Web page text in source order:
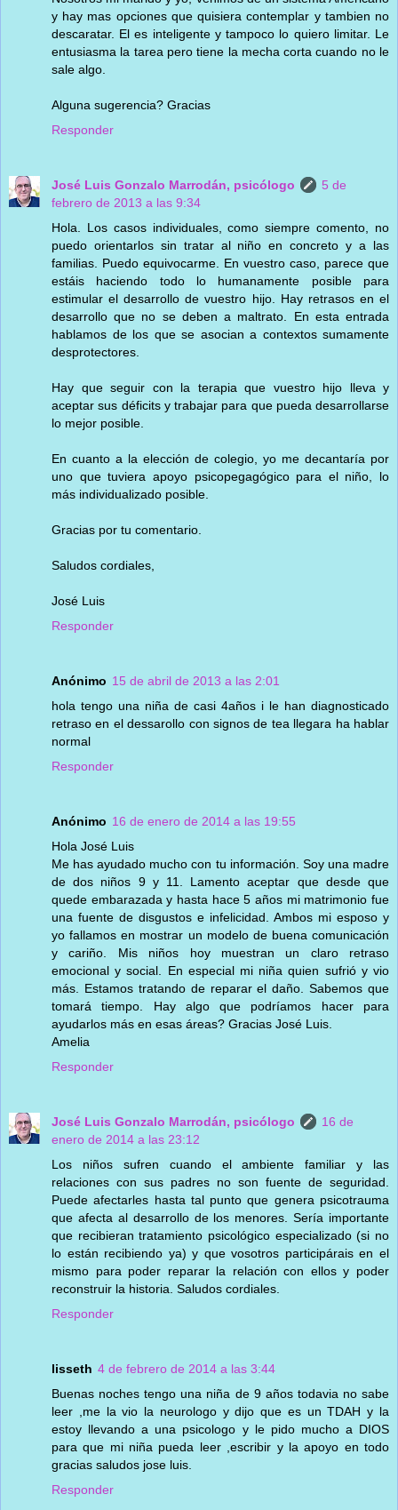
y hay mas opciones que quisiera contemplar y tambien no
descaratar. El es inteligente y tampoco lo quiero limitar. Le
entusiasma la tarea pero tiene la mecha corta cuando no le
sale algo.
Alguna sugerencia? Gracias
Responder
José Luis Gonzalo Marrodán, psicólogo
5 de
febrero de 2013 a las 9:34
Hola. Los casos individuales, como siempre comento, no
puedo orientarlos sin tratar al niño en concreto y a las
familias. Puedo equivocarme. En vuestro caso, parece que
estáis haciendo todo lo humanamente posible para
estimular el desarrollo de vuestro hijo. Hay retrasos en el
desarrollo que no se deben a maltrato. En esta entrada
hablamos de los que se asocian a contextos sumamente
desprotectores.
Hay que seguir con la terapia que vuestro hijo lleva y
aceptar sus déficits y trabajar para que pueda desarrollarse
lo mejor posible.
En cuanto a la elección de colegio, yo me decantaría por
uno que tuviera apoyo psicopegagógico para el niño, lo
más individualizado posible.
Gracias por tu comentario.
Saludos cordiales,
José Luis
Responder
Anónimo 15 de abril de 2013 a las 2:01
hola tengo una niña de casi 4años i le han diagnosticado
retraso en el dessarollo con signos de tea llegara ha hablar
normal
Responder
Anónimo 16 de enero de 2014 a las 19:55
Hola José Luis
Me has ayudado mucho con tu información. Soy una madre
de dos niños 9 y 11. Lamento aceptar que desde que
quede embarazada y hasta hace 5 años mi matrimonio fue
una fuente de disgustos e infelicidad. Ambos mi esposo y
yo fallamos en mostrar un modelo de buena comunicación
y cariño. Mis niños hoy muestran un claro retraso
emocional y social. En especial mi niña quien sufrió y vio
más. Estamos tratando de reparar el daño. Sabemos que
tomará tiempo. Hay algo que podríamos hacer para
ayudarlos más en esas áreas? Gracias José Luis.
Amelia
Responder
José Luis Gonzalo Marrodán, psicólogo
16 de
enero de 2014 a las 23:12
Los niños sufren cuando el ambiente familiar y las
relaciones con sus padres no son fuente de seguridad.
Puede afectarles hasta tal punto que genera psicotrauma
que afecta al desarrollo de los menores. Sería importante
que recibieran tratamiento psicológico especializado (si no
lo están recibiendo ya) y que vosotros participárais en el
mismo para poder reparar la relación con ellos y poder
reconstruir la historia. Saludos cordiales.
Responder
lisseth 4 de febrero de 2014 a las 3:44
Buenas noches tengo una niña de 9 años todavia no sabe
leer ,me la vio la neurologo y dijo que es un TDAH y la
estoy llevando a una psicologo y le pido mucho a DIOS
para que mi niña pueda leer ,escribir y la apoyo en todo
gracias saludos jose luis.
Responder